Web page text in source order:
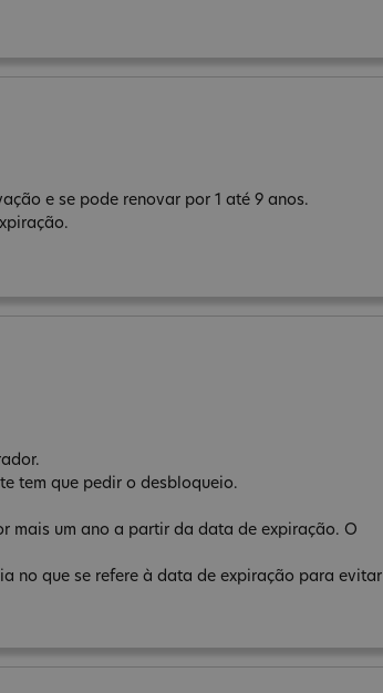
e se pode renovar por 1 até 9 anos.
tem que pedir o desbloqueio.
mais um ano a partir da data de expiração. O
no que se refere à data de expiração para evitar